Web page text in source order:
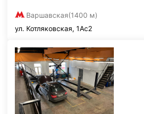
Варшавская(1400 м)
ул. Котляковская, 1Ас2